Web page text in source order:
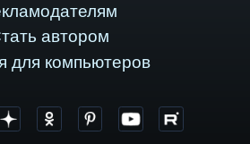
автором
для компьютеров